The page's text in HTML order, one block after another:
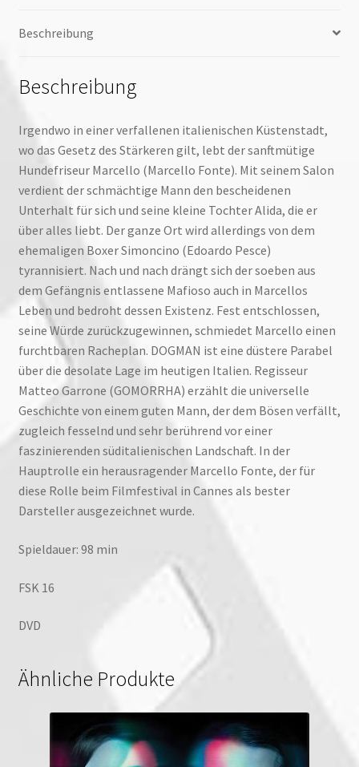
Beschreibung
Beschreibung
Irgendwo in einer verfallenen italienischen Küstenstadt,
wo das Gesetz des Stärkeren gilt, lebt der sanftmütige
Hundefriseur Marcello (Marcello Fonte). Mit seinem Salon
verdient der schmächtige Mann den bescheidenen
Unterhalt für sich und seine kleine Tochter Alida, die er
über alles liebt. Der ganze Ort wird allerdings von dem
ehemaligen Boxer Simoncino (Edoardo Pesce)
tyrannisiert. Nach und nach drängt sich der soeben aus
dem Gefängnis entlassene Mafioso auch in Marcellos
Leben und bedroht dessen Existenz. Fest entschlossen,
seine Würde zurückzugewinnen, schmiedet Marcello einen
furchtbaren Racheplan. DOGMAN ist eine düstere Parabel
über die desolate Lage im heutigen Italien. Regisseur
Matteo Garrone (GOMORRHA) erzählt die universelle
Geschichte von einem guten Mann, der dem Bösen verfällt,
zugleich fesselnd und sehr berührend vor einer
faszinierenden süditalienischen Landschaft. In der
Hauptrolle ein herausragender Marcello Fonte, der für
diese Rolle beim Filmfestival in Cannes als bester
Darsteller ausgezeichnet wurde.
Spieldauer: 98 min
FSK 16
DVD
Ähnliche Produkte